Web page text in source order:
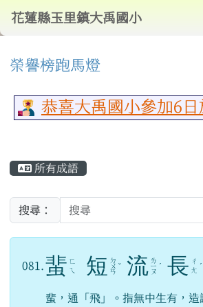
花蓮縣玉里鎮大禹國小
導覽列
花蓮縣玉里鎮大禹國小
上中區域內容
榮譽榜跑馬燈
恭喜大禹國小參加6日
所有成語
搜尋：
081. 蜚 ㄈ
ㄟ
短 ㄉ
ㄨ
ㄢ
ˇ 流 ㄌ
ㄧ
ㄡ
ˊ 長 ㄔ
ㄤ ˊ
蜚，通「飛」。指無中生有，造